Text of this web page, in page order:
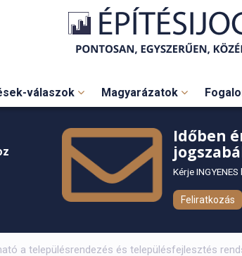
válaszok Magyarázatok
Időben
Kérje
Feliratkozás
a településrendezés és településfejlesztés